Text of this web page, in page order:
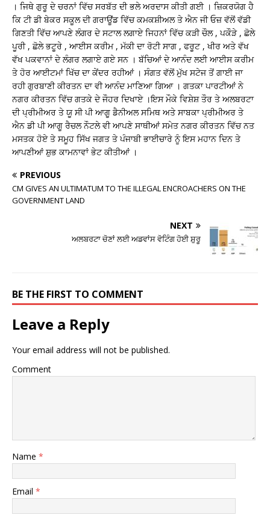
। ਜਿਥੇ ਗੁਰੂ ਦੇ ਚਰਨਾਂ ਵਿੱਚ ਸਰਬੱਤ ਦੀ ਭਲੇ ਅਰਦਾਸ ਕੀਤੀ ਗਈ । ਜ਼ਿਕਰਯੋਗ ਹੈ
ਕਿ ਟੀ ਡੀ ਬੇਕਰ ਸਕੂਲ ਦੀ ਗਰਾਊਂਡ ਵਿੱਚ ਕਮਕਸ਼ੀਅਲ ਤੇ ਐਨ ਜੀ ਓਜ਼ ਵੱਲੋਂ ਵੱਡੀ
ਗਿਣਤੀ ਵਿੱਚ ਆਪਣੇ ਲੰਗਰ ਦੇ ਸਟਾਲ ਲਗਾਏ ਜਿਹਨਾਂ ਵਿੱਚ ਕੜੀ ਚੌਲ , ਪਕੌੜੇ , ਛੋਲੇ
ਪੂਰੀ , ਛੋਲੇ ਭਟੂਰੇ , ਆਈਸ ਕਰੀਮ , ਮੱਕੀ ਦਾ ਰੋਟੀ ਸਾਗ , ਫਰੂਟ , ਖੀਰ ਅਤੇ ਵੱਖ
ਵੱਖ ਪਕਵਾਨਾਂ ਦੇ ਲੰਗਰ ਲਗਾਏ ਗਏ ਸਨ । ਬੱਚਿਆਂ ਦੇ ਆਨੰਦ ਲਈ ਆਈਸ ਕਰੀਮ
ਤੇ ਹੋਰ ਆਈਟਮਾਂ ਖਿੱਚ ਦਾ ਕੇਂਦਰ ਰਹੀਆਂ । ਸੰਗਤ ਵੱਲੋਂ ਮੁੱਖ ਸਟੇਜ ਤੋਂ ਗਾਈ ਜਾ
ਰਹੀ ਗੁਰਬਾਣੀ ਕੀਰਤਨ ਦਾ ਵੀ ਆਨੰਦ ਮਾਣਿਆ ਗਿਆ । ਗਤਕਾ ਪਾਰਟੀਆਂ ਨੇ
ਨਗਰ ਕੀਰਤਨ ਵਿੱਚ ਗਤਕੇ ਦੇ ਜੌਹਰ ਦਿਖਾਏ ।ਇਸ ਮੌਕੇ ਵਿਸ਼ੇਸ਼ ਤੌਰ ਤੇ ਅਲਬਰਟਾ
ਦੀ ਪ੍ਰੀਮੀਅਰ ਤੇ ਯੂ ਸੀ ਪੀ ਆਗੂ ਡੈਨੀਅਲ ਸਮਿਥ ਅਤੇ ਸਾਬਕਾ ਪ੍ਰੀਮੀਅਰ ਤੇ
ਐਨ ਡੀ ਪੀ ਆਗੂ ਰੈਚਲ ਨੌਟਲੇ ਵੀ ਆਪਣੇ ਸਾਥੀਆਂ ਸਮੇਤ ਨਗਰ ਕੀਰਤਨ ਵਿੱਚ ਨਤ
ਮਸਤਕ ਹੋਏ ਤੇ ਸਮੂਹ ਸਿੱਖ ਜਗਤ ਤੇ ਪੰਜਾਬੀ ਭਾਈਚਾਰੇ ਨੂੰ ਇਸ ਮਹਾਨ ਦਿਨ ਤੇ
ਆਪਣੀਆਂ ਸ਼ੁਭ ਕਾਮਨਾਵਾਂ ਭੇਟ ਕੀਤੀਆਂ ।
PREVIOUS
CM GIVES AN ULTIMATUM TO THE ILLEGAL ENCROACHERS ON THE
GOVERNMENT LAND
NEXT
ਅਲਬਰਟਾ ਚੋਣਾਂ ਲਈ ਅਡਵਾਂਸ ਵੋਟਿੰਗ ਹੋਈ ਸ਼ੁਰੂ
BE THE FIRST TO COMMENT
Leave a Reply
Your email address will not be published.
Comment
Name *
Email *